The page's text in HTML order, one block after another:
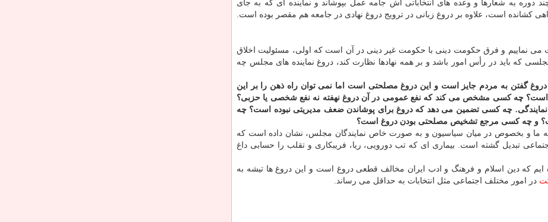
دوره به شعارها و وعده های انتخاباتی اش جامه عمل بپوشاند و نماینده ای كه به جای
كشانده است، علاوه بر دروغ زبانی در ترویج دروغ نهادی در جامعه هم مقصر بوده است.
می نماییم و فرق حكومت دینی با حكومت غیر دینی در آن است كه اولی، مسئولیت اخلاق
كه باید در رأس امور باشد و بر همه نهادها نظارت كند، دروغ نماینده های مجلس چه
گفتن به مردم جایز است و این دروغ مصلحتی است اما نمی توان راه ذهن را بر این
چه كسی مشخص می كند كه نفع عمومی در آن دروغ نهفته نه نفع شخصی یا حزبی؟
چه كسی تضمین می دهد كه دروغ برای پوشاندن ضعف مدیریتی نبوده است؟ چه
و چه كسی مرجع تشخیص مصلحتی بودن دروغ است؟
ما و بخصوص در میان سیاسیون و به صورت خاص نمایندگان مجلس، نشان داده است كه
تبدیل گشته است. بیماری ای كه تب دورویی، ریا، فریبكاری و تقلب را حسابی داغ
ایم كه دین اسلام و فرهنگ و ادب ایران مخالف قطعی دروغ است و این دروغ ها تیشه به
در امور مختلف اجتماعی مثل انتخابات به حداقل می رساند.